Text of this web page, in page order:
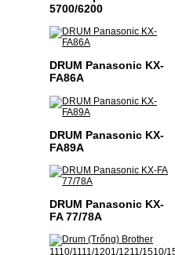
5700/6200
DRUM Panasonic KX-
FA86A
DRUM Panasonic KX-
FA89A
DRUM Panasonic KX-
FA 77/78A